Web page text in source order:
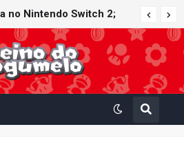
no Nintendo Switch 2;
receberá atualização